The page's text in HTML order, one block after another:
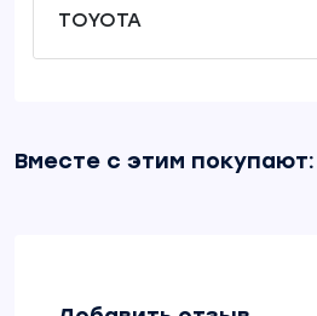
TOYOTA
Вместе с этим покупают: